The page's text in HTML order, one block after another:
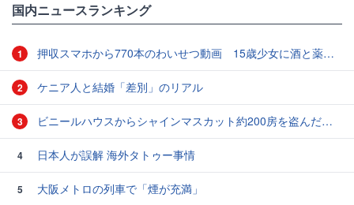
国内ニュースランキング
1 押収スマホから770本のわいせつ動画 15歳少女に酒と薬飲ませ性的暴行か 54歳男を再逮捕 「薬もありますよ」とSNSで誘い出し
2 ケニア人と結婚「差別」のリアル
3 ビニールハウスからシャインマスカット約200房を盗んだ疑い ネットで販売か 無職の男（42）逮捕 岡山県警
4 日本人が誤解 海外タトゥー事情
5 大阪メトロの列車で「煙が充満」